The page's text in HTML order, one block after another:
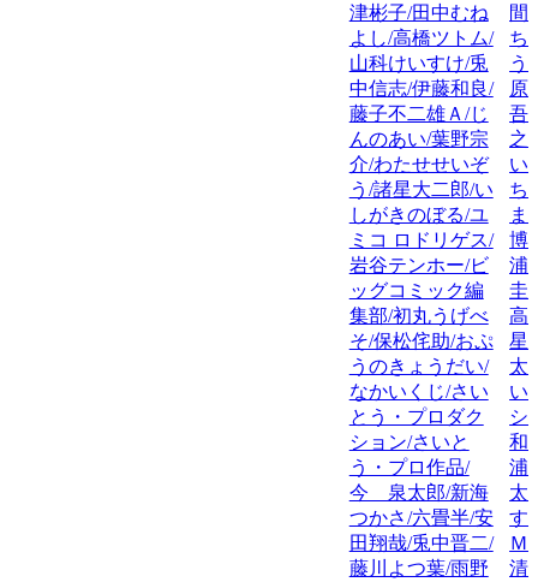
津彬子/田中むね
よし/高橋ツトム/
山科けいすけ/兎
中信志/伊藤和良/
藤子不二雄Ａ/じ
んのあい/葉野宗
介/わたせせいぞ
う/諸星大二郎/い
しがきのぼる/ユ
ミコ ロドリゲス/
岩谷テンホー/ビ
ッグコミック編
集部/初丸うげべ
そ/保松侘助/おぷ
うのきょうだい/
なかいくじ/さい
とう・プロダク
ション/さいと
う・プロ作品/
今 泉太郎/新海
つかさ/六畳半/安
田翔哉/兎中晋二/
藤川よつ葉/雨野
間
ち
う
原
吾/
之
い
ち
ま
博/
浦
圭/
高
星/
太
い
シ
和
浦
太
す
Ｍ
清